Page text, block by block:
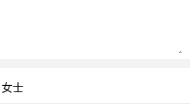
女士